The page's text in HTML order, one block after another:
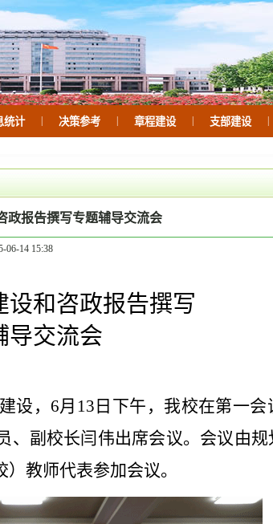
统计 决策参考 章程建设 支部建设
政报告撰写专题辅导交流会
06-14 15:38
设和咨政报告撰写
导交流会
设， 6月13日下午，我校在第一
副校长闫伟出席会议。会议由
教师代表参加会议。